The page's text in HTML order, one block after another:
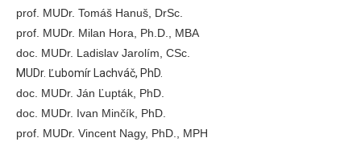
prof. MUDr. Tomáš Hanuš, DrSc.
prof. MUDr. Milan Hora, Ph.D., MBA
doc. MUDr. Ladislav Jarolím, CSc.
MUDr. Ľubomír Lachváč, PhD.
doc. MUDr. Ján Ľupták, PhD.
doc. MUDr. Ivan Minčík, PhD.
prof. MUDr. Vincent Nagy, PhD., MPH